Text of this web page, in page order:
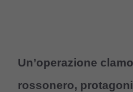
Un’operazione
rossonero,